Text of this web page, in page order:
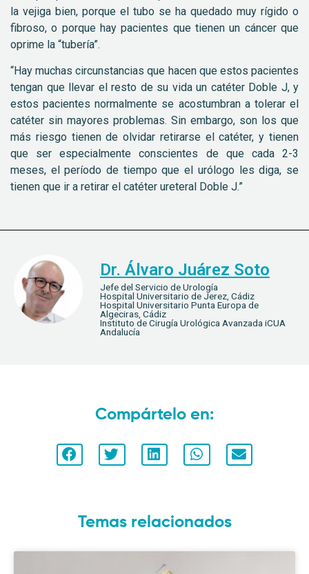
la vejiga bien, porque el tubo se ha quedado muy rígido o
fibroso, o porque hay pacientes que tienen un cáncer que
oprime la “tubería”.
“Hay muchas circunstancias que hacen que estos pacientes
tengan que llevar el resto de su vida un catéter Doble J, y
estos pacientes normalmente se acostumbran a tolerar el
catéter sin mayores problemas. Sin embargo, son los que
más riesgo tienen de olvidar retirarse el catéter, y tienen
que ser especialmente conscientes de que cada 2-3
meses, el período de tiempo que el urólogo les diga, se
tienen que ir a retirar el catéter ureteral Doble J.”
Dr. Álvaro Juárez Soto
Jefe del Servicio de Urología
Hospital Universitario de Jerez, Cádiz
Hospital Universitario Punta Europa de
Algeciras, Cádiz
Instituto de Cirugía Urológica Avanzada iCUA
Andalucía
Compártelo en:
Temas relacionados